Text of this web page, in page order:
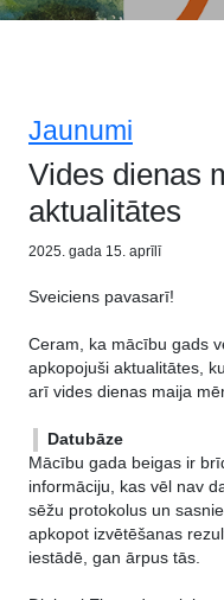
Jaunumi
Vides dienas
aktualitātes
2025. gada 15. aprīlī
Sveiciens pavasarī!
Ceram, ka mācību gads
apkopojuši aktualitātes,
arī vides dienas maija
Datubāze
Mācību gada beigas ir
informāciju, kas vēl nav
sēžu protokolus un
apkopot izvētēšanas
iestādē, gan ārpus tās.